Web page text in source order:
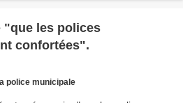
"que les polices
confortées".
police municipale